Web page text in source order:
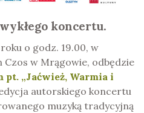
koncertu.
o godz. 19.00, w
w Mrągowie, odbędzie
„Jaćwież, Warmia i
autorskiego koncertu
muzyką tradycyjną